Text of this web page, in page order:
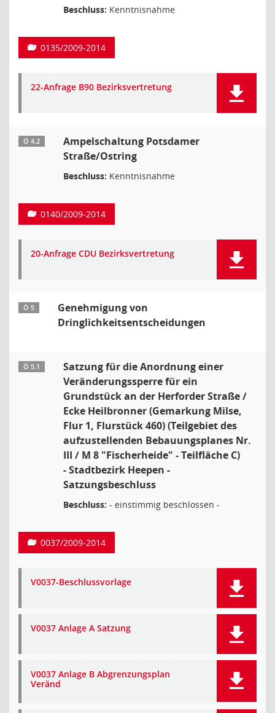
Beschluss: Kenntnisnahme
0135/2009-2014
22-Anfrage B90 Bezirksvertretung
Ö 4.2
Ampelschaltung Potsdamer
Straße/Ostring
Beschluss: Kenntnisnahme
0140/2009-2014
20-Anfrage CDU Bezirksvertretung
Ö 5
Genehmigung von
Dringlichkeitsentscheidungen
Ö 5.1
Satzung für die Anordnung einer
Veränderungssperre für ein
Grundstück an der Herforder Straße /
Ecke Heilbronner (Gemarkung Milse,
Flur 1, Flurstück 460) (Teilgebiet des
aufzustellenden Bebauungsplanes Nr.
III / M 8 "Fischerheide" - Teilfläche C)
- Stadtbezirk Heepen -
Satzungsbeschluss
Beschluss: - einstimmig beschlossen -
0037/2009-2014
V0037-Beschlussvorlage
V0037 Anlage A Satzung
V0037 Anlage B Abgrenzungsplan
Veränd